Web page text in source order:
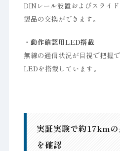
DINレール設置およびスライ
製品の交換ができます。
・動作確認用LED搭載
無線の通信状況が目視で把握
LEDを搭載しています。
実証実験で約17km
を確認